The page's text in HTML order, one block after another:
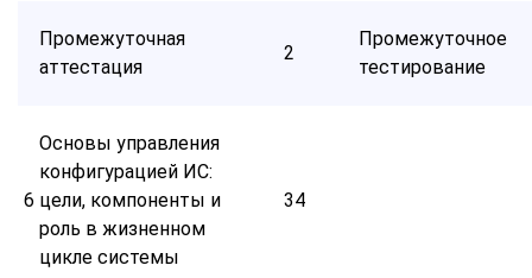
Промежуточная
аттестация
2
Промежуточное
тестирование
6
Основы управления
конфигурацией ИС:
цели, компоненты и
роль в жизненном
цикле системы
34